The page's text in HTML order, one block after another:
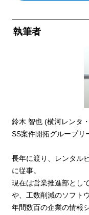
執筆者
鈴木 智也 (横河レンタ
SS案件開拓グループリ
長年に渡り、レンタル
に従事。
現在は営業推進部とし
や、工数削減のソフト
年間数百の企業の情報